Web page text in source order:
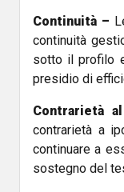
Continuità –
continuità
sotto il profilo
presidio di
Contrarietà
contrarietà a
continuare a
sostegno del